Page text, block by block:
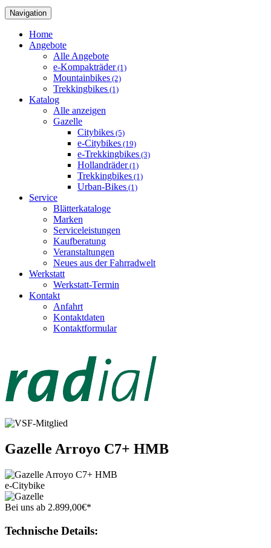
Navigation
Home
Angebote
Alle Angebote
e-Kompakträder(1)
Mountainbikes (2)
Trekkingbikes (1)
Katalog
Alle anzeigen
Gazelle
Citybikes (5)
e-Citybikes (19)
e-Trekkingbikes (3)
Hollandräder(1)
Trekkingbikes (1)
Urban-Bikes (1)
Service
Blätterkataloge
Marken
Serviceleistungen
Kaufberatung
Veranstaltungen
Neues aus der Fahrradwelt
Werkstatt
Werkstatt-Termin
Kontakt
Anfahrt
Kontaktdaten
Kontaktformular
Gazelle Arroyo C7+ HMB
e-Citybike
Bei uns ab 2.899,00€*
Technische Details: